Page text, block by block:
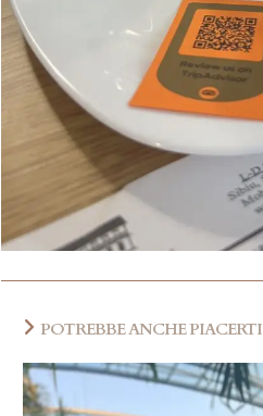
POTREBBE ANCHE PIACERTI